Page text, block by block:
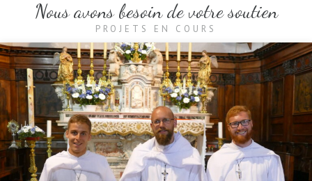
Nous avons besoin de votre soutien
PROJETS EN COURS